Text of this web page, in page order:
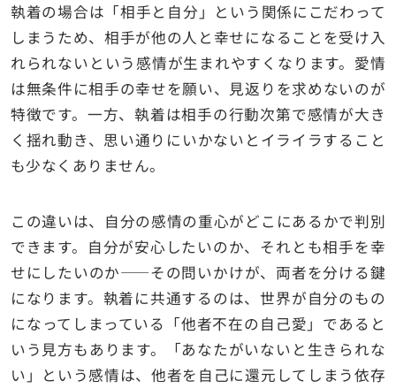
執着の場合は「相手と自分」という関係にこだわって
しまうため、相手が他の人と幸せになることを受け入
れられないという感情が生まれやすくなります。愛情
は無条件に相手の幸せを願い、見返りを求めないのが
特徴です。一方、執着は相手の行動次第で感情が大き
く揺れ動き、思い通りにいかないとイライラすること
も少なくありません。
この違いは、自分の感情の重心がどこにあるかで判別
できます。自分が安心したいのか、それとも相手を幸
せにしたいのか――その問いかけが、両者を分ける鍵
になります。執着に共通するのは、世界が自分のもの
になってしまっている「他者不在の自己愛」であると
いう見方もあります。「あなたがいないと生きられな
い」という感情は、他者を自己に還元してしまう依存